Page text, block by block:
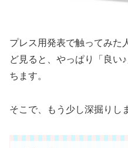
プレス用発表で触ってみた
ど見ると、やっぱり「良い
ちます。
そこで、もう少し深掘りし